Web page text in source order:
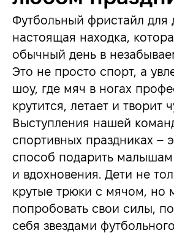
Футбольный фристайл для
настоящая находка,
обычный день в
Это не просто спорт, а
шоу, где мяч в ногах
крутится, летает и творит
Выступления нашей
спортивных праздниках –
способ подарить
и вдохновения. Дети не
крутые трюки с мячом, но
попробовать свои силы,
себя звездами